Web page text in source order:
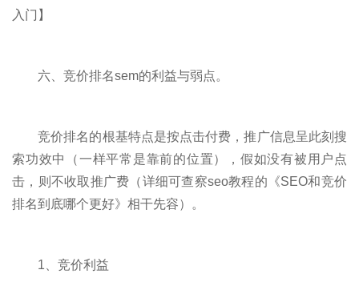
入门】
六、竞价排名sem的利益与弱点。
竞价排名的根基特点是按点击付费，推广信息呈此刻搜
索功效中（一样平常是靠前的位置），假如没有被用户点
击，则不收取推广费（详细可查察seo教程的《SEO和竞价
排名到底哪个更好》相干先容）。
1、竞价利益